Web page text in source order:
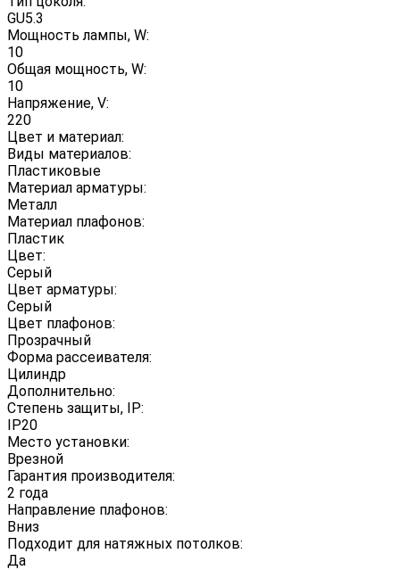
GU5.3
Мощность лампы, W:
10
Общая мощность, W:
10
Напряжение, V:
220
Цвет и материал:
Виды материалов:
Пластиковые
Материал арматуры:
Металл
Материал плафонов:
Пластик
Цвет:
Серый
Цвет арматуры:
Серый
Цвет плафонов:
Прозрачный
Форма рассеивателя:
Цилиндр
Дополнительно:
Степень защиты, IP:
IP20
Место установки:
Врезной
Гарантия производителя:
2 года
Направление плафонов:
Вниз
Подходит для натяжных потолков:
Да